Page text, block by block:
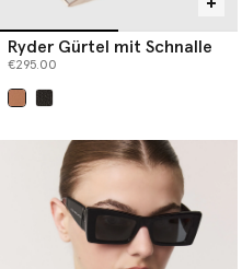
Ryder Gürtel mit Schnalle
€295.00